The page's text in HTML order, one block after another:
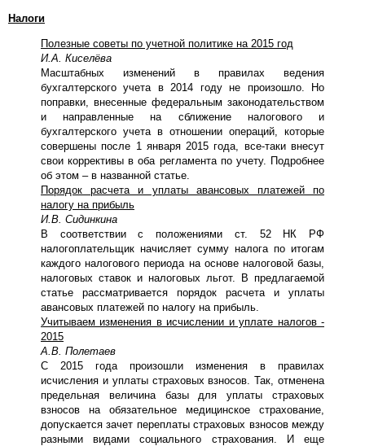
Налоги
Полезные советы по учетной политике на 2015 год
И.А. Киселёва
Масштабных изменений в правилах ведения
бухгалтерского учета в 2014 году не произошло. Но
поправки, внесенные федеральным законодательством
и направленные на сближение налогового и
бухгалтерского учета в отношении операций, которые
совершены после 1 января 2015 года, все-таки внесут
свои коррективы в оба регламента по учету. Подробнее
об этом – в названной статье.
Порядок расчета и уплаты авансовых платежей по
налогу на прибыль
И.В. Сидинкина
В соответствии с положениями ст. 52 НК РФ
налогоплательщик начисляет сумму налога по итогам
каждого налогового периода на основе налоговой базы,
налоговых ставок и налоговых льгот. В предлагаемой
статье рассматривается порядок расчета и уплаты
авансовых платежей по налогу на прибыль.
Учитываем изменения в исчислении и уплате налогов -
2015
А.В. Полетаев
С 2015 года произошли изменения в правилах
исчисления и уплаты страховых взносов. Так, отменена
предельная величина базы для уплаты страховых
взносов на обязательное медицинское страхование,
допускается зачет переплаты страховых взносов между
разными видами социального страхования. И еще